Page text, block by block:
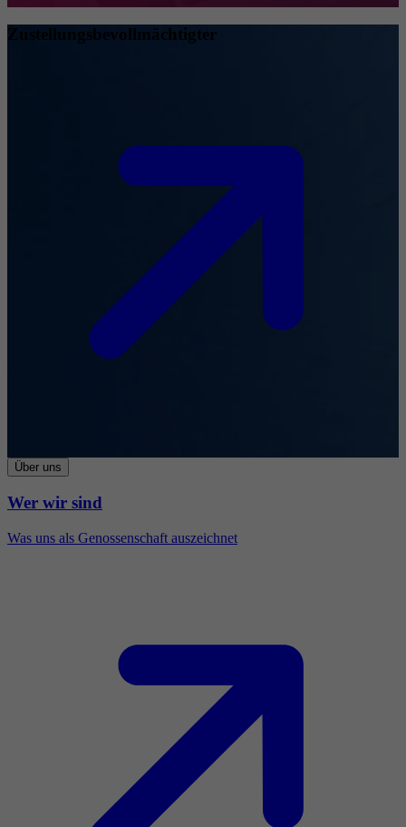
Zustellungsbevollmächtigter
Über uns
Wer wir sind
Was uns als Genossenschaft auszeichnet